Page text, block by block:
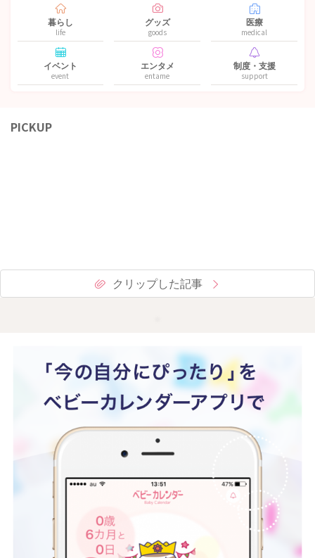
暮らし
life
グッズ
goods
医療
medical
イベント
event
エンタメ
entame
制度・支援
support
PICKUP
クリップした記事